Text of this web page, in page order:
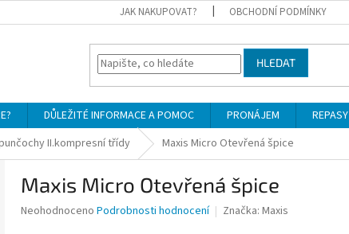
JAK NAKUPOVAT? OBCHODNÍ PODMÍNKY
HLEDAT
DŮLEŽITÉ INFORMACE A POMOC PRONÁJEM REPASY
II.kompresní třídy Maxis Micro Otevřená špice
Maxis Micro Otevřená špice
Průměrné
Neohodnoceno Podrobnosti hodnocení Značka: Maxis